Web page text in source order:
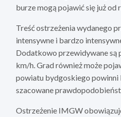
burze mogą pojawić się już od
Treść ostrzeżenia wydanego
intensywne i bardzo
Dodatkowo przewidywane są
km/h. Grad również może
powiatu bydgoskiego powinni
szacowane
Ostrzeżenie IMGW